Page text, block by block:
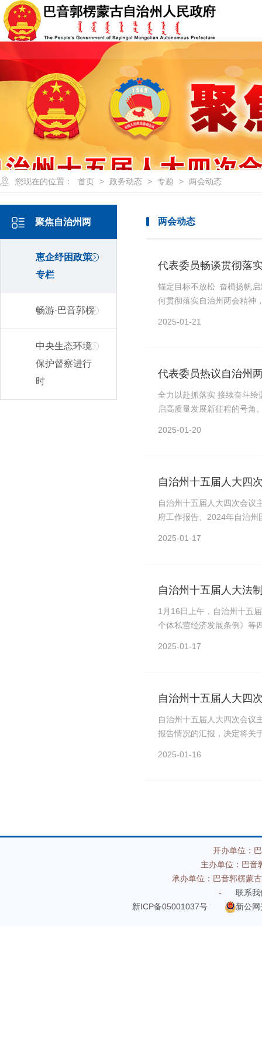
您现在的位置： 首页 > 政务动态 > 专题 > 两会动态
聚焦自治州两
会-2025
恵企纾困政策
专栏
畅游·巴音郭楞
中央生态环境
保护督察进行
时
两会动态
代表委员畅谈贯彻落
锚定目标不放松 奋楫扬帆
何贯彻落实自治州两会精神
2025-01-21
代表委员热议自治州
全力以赴抓落实 接续奋斗
启高质量发展新征程的号角
2025-01-20
自治州十五届人大四
自治州十五届人大四次会议
府工作报告、2024年自治
2025-01-17
自治州十五届人大法
1月16日上午，自治州十五
个体私营经济发展条例》等
2025-01-17
自治州十五届人大四
自治州十五届人大四次会议
报告情况的汇报，决定将关
2025-01-16
开办单位：
主办单位：巴音
承办单位：巴音郭楞蒙
-
联系
新ICP备05001037号
新公